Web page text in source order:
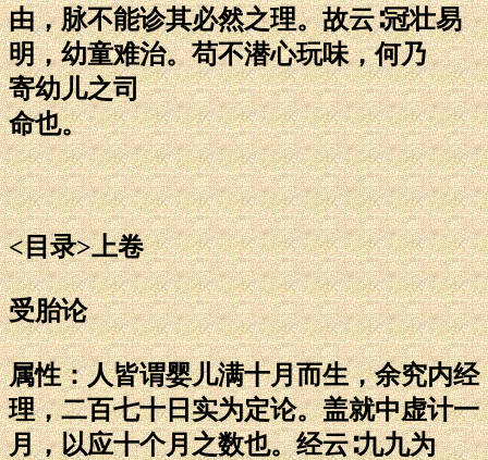
由，脉不能诊其必然之理。故云∶冠壮易
明，幼童难治。苟不潜心玩味，何乃
寄幼儿之司
命也。
<目录>上卷
受胎论
属性：人皆谓婴儿满十月而生，余究内经
理，二百七十日实为定论。盖就中虚计一
月，以应十个月之数也。经云∶九九为